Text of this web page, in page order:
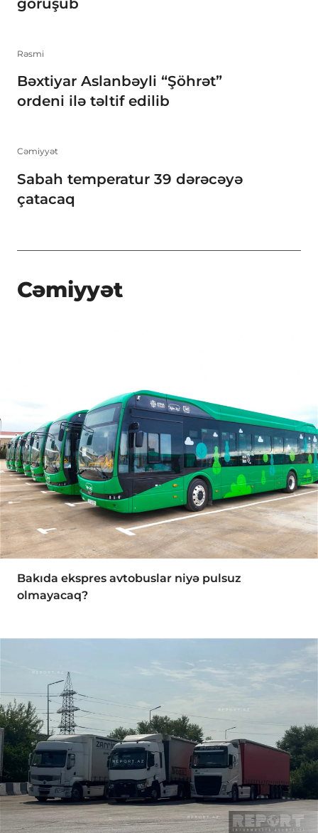
Rəsmi
Bəxtiyar Aslanbəyli “Şöhrət”
ordeni ilə təltif edilib
Cəmiyyət
Sabah temperatur 39 dərəcəyə
çatacaq
Cəmiyyət
Bakıda ekspres avtobuslar niyə pulsuz
olmayacaq?